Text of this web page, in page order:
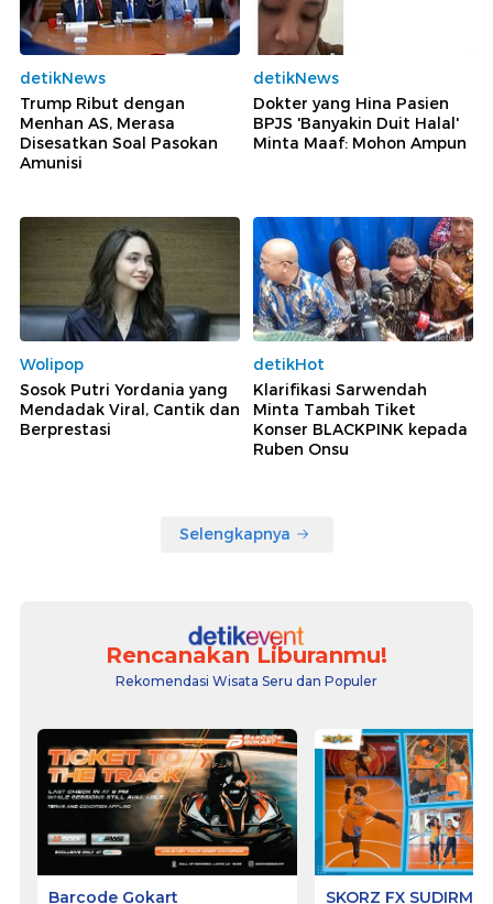
detikNews
Trump Ribut dengan
Menhan AS, Merasa
Disesatkan Soal Pasokan
Amunisi
detikNews
Dokter yang Hina Pasien
BPJS 'Banyakin Duit Halal'
Minta Maaf: Mohon Ampun
Wolipop
Sosok Putri Yordania yang
Mendadak Viral, Cantik dan
Berprestasi
detikHot
Klarifikasi Sarwendah
Minta Tambah Tiket
Konser BLACKPINK kepada
Ruben Onsu
Selengkapnya
Rencanakan Liburanmu!
Rekomendasi Wisata Seru dan Populer
Barcode Gokart SKORZ FX